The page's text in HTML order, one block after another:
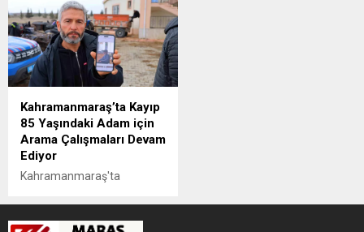
Kahramanmaraş’ta Kayıp
85 Yaşındaki Adam için
Arama Çalışmaları Devam
Ediyor
Kahramanmaraş'ta
Maniş için geniş çaplı arama
kurtarma çalışmaları